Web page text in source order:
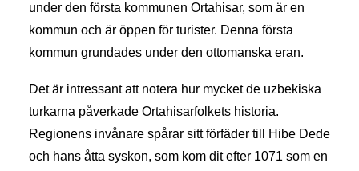
under den första kommunen Ortahisar, som är en
kommun och är öppen för turister. Denna första
kommun grundades under den ottomanska eran.
Det är intressant att notera hur mycket de uzbekiska
turkarna påverkade Ortahisarfolkets historia.
Regionens invånare spårar sitt förfäder till Hibe Dede
och hans åtta syskon, som kom dit efter 1071 som en